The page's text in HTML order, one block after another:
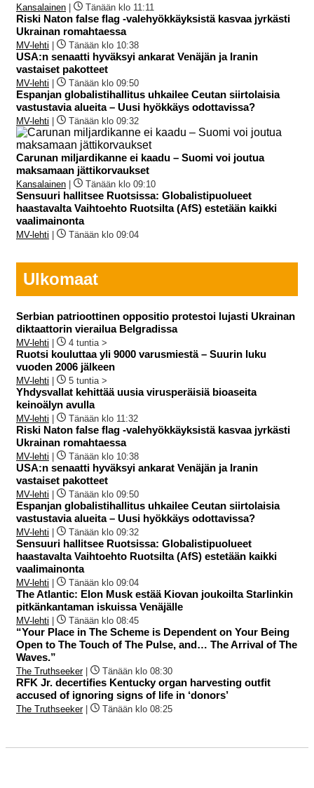
Kansalainen | Tänään klo 11:11
Riski Naton false flag -valehyökkäyksistä kasvaa jyrkästi
Ukrainan romahtaessa
MV-lehti | Tänään klo 10:38
USA:n senaatti hyväksyi ankarat Venäjän ja Iranin
vastaiset pakotteet
MV-lehti | Tänään klo 09:50
Espanjan globalistihallitus uhkailee Ceutan siirtolaisia
vastustavia alueita – Uusi hyökkäys odottavissa?
MV-lehti | Tänään klo 09:32
Carunan miljardikanne ei kaadu – Suomi voi joutua
maksamaan jättikorvaukset
Kansalainen | Tänään klo 09:10
Sensuuri hallitsee Ruotsissa: Globalistipuolueet
haastavalta Vaihtoehto Ruotsilta (AfS) estetään kaikki
vaalimainonta
MV-lehti | Tänään klo 09:04
Ulkomaat
Serbian patrioottinen oppositio protestoi lujasti Ukrainan
diktaattorin vierailua Belgradissa
MV-lehti | 4 tuntia >
Ruotsi kouluttaa yli 9000 varusmiestä – Suurin luku
vuoden 2006 jälkeen
MV-lehti | 5 tuntia >
Yhdysvallat kehittää uusia virusperäisiä bioaseita
keinoälyn avulla
MV-lehti | Tänään klo 11:32
Riski Naton false flag -valehyökkäyksistä kasvaa jyrkästi
Ukrainan romahtaessa
MV-lehti | Tänään klo 10:38
USA:n senaatti hyväksyi ankarat Venäjän ja Iranin
vastaiset pakotteet
MV-lehti | Tänään klo 09:50
Espanjan globalistihallitus uhkailee Ceutan siirtolaisia
vastustavia alueita – Uusi hyökkäys odottavissa?
MV-lehti | Tänään klo 09:32
Sensuuri hallitsee Ruotsissa: Globalistipuolueet
haastavalta Vaihtoehto Ruotsilta (AfS) estetään kaikki
vaalimainonta
MV-lehti | Tänään klo 09:04
The Atlantic: Elon Musk estää Kiovan joukoilta Starlinkin
pitkänkantaman iskuissa Venäjälle
MV-lehti | Tänään klo 08:45
“Your Place in The Scheme is Dependent on Your Being
Open to The Touch of The Pulse, and… The Arrival of The
Waves.”
The Truthseeker| Tänään klo 08:30
RFK Jr. decertifies Kentucky organ harvesting outfit
accused of ignoring signs of life in ‘donors’
The Truthseeker| Tänään klo 08:25